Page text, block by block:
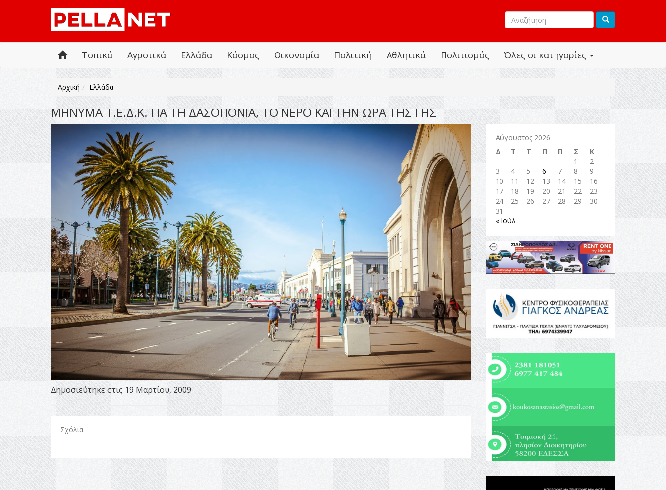
Όλες οι κατηγορίες
Τοπικά Αγροτικά Ελλάδα Κόσμος Οικονομία Πολιτική Αθλητικά Πολιτισμός
Αρχική Ελλάδα
ΜΗΝΥΜΑ Τ.Ε.Δ.Κ. ΓΙΑ ΤΗ ΔΑΣΟΠΟΝΙΑ, ΤΟ ΝΕΡΟ ΚΑΙ ΤΗΝ ΩΡΑ ΤΗΣ ΓΗΣ
Δημοσιεύτηκε στις 19 Μαρτίου, 2009
Σχόλια
Αύγουστος 2026
Δ
Τ Τ Π Π Σ
Κ
1
2
3
4 5 6 7 8
9
10
11 12 13 14 15
16
17
18 19 20 21 22
23
24
25 26 27 28 29
30
31
« Ιούλ